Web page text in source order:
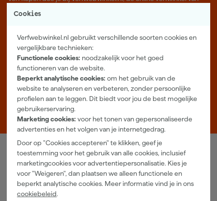
Cookies
Verfwebwinkel.nl gebruikt verschillende soorten cookies en
vergelijkbare technieken:
Functionele cookies: noodzakelijk voor het goed
functioneren van de website.
Beperkt analytische cookies: om het gebruik van de
website te analyseren en verbeteren, zonder persoonlijke
profielen aan te leggen. Dit biedt voor jou de best mogelijke
gebruikerservaring.
Marketing cookies: voor het tonen van gepersonaliseerde
advertenties en het volgen van je internetgedrag.
Door op "Cookies accepteren" te klikken, geef je
toestemming voor het gebruik van alle cookies, inclusief
marketingcookies voor advertentiepersonalisatie. Kies je
voor "Weigeren", dan plaatsen we alleen functionele en
beperkt analytische cookies. Meer informatie vind je in ons
cookiebeleid.
Nederland. Voordelige verf van topkwaliteit en gratis deskundig
Meer over ons
Showroom in Tilburg
Openingstijden
Maandag t/m vrijdag 08:00 - 18:00
Zaterdag 08:00 - 16:00
Zevenheuvelenweg 25
5048 AN Tilburg
Verfwebwinkel
Schildersbenodigdheden
Gereedschappen
Grondverf en primer
Beits
Betonverf en -coatings